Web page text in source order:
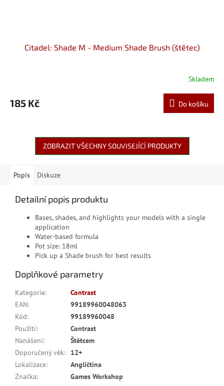
Citadel: Shade M - Medium Shade Brush (štětec)
Skladem
185 Kč Do košíku
ZOBRAZIT VŠECHNY SOUVISEJÍCÍ PRODUKTY
Popis Diskuze
Detailní popis produktu
Bases, shades, and highlights your models with a single
application
Water-based formula
Pot size: 18ml
Pick up a Shade brush for best results
Doplňkové parametry
Kategorie:
Contrast
EAN:
99189960048063
Kód:
99189960048
Použití:
Contrast
Nanášení:
Štětcem
Doporučený věk:
12+
Lokalizace:
Angličtina
Značka: Games Workshop